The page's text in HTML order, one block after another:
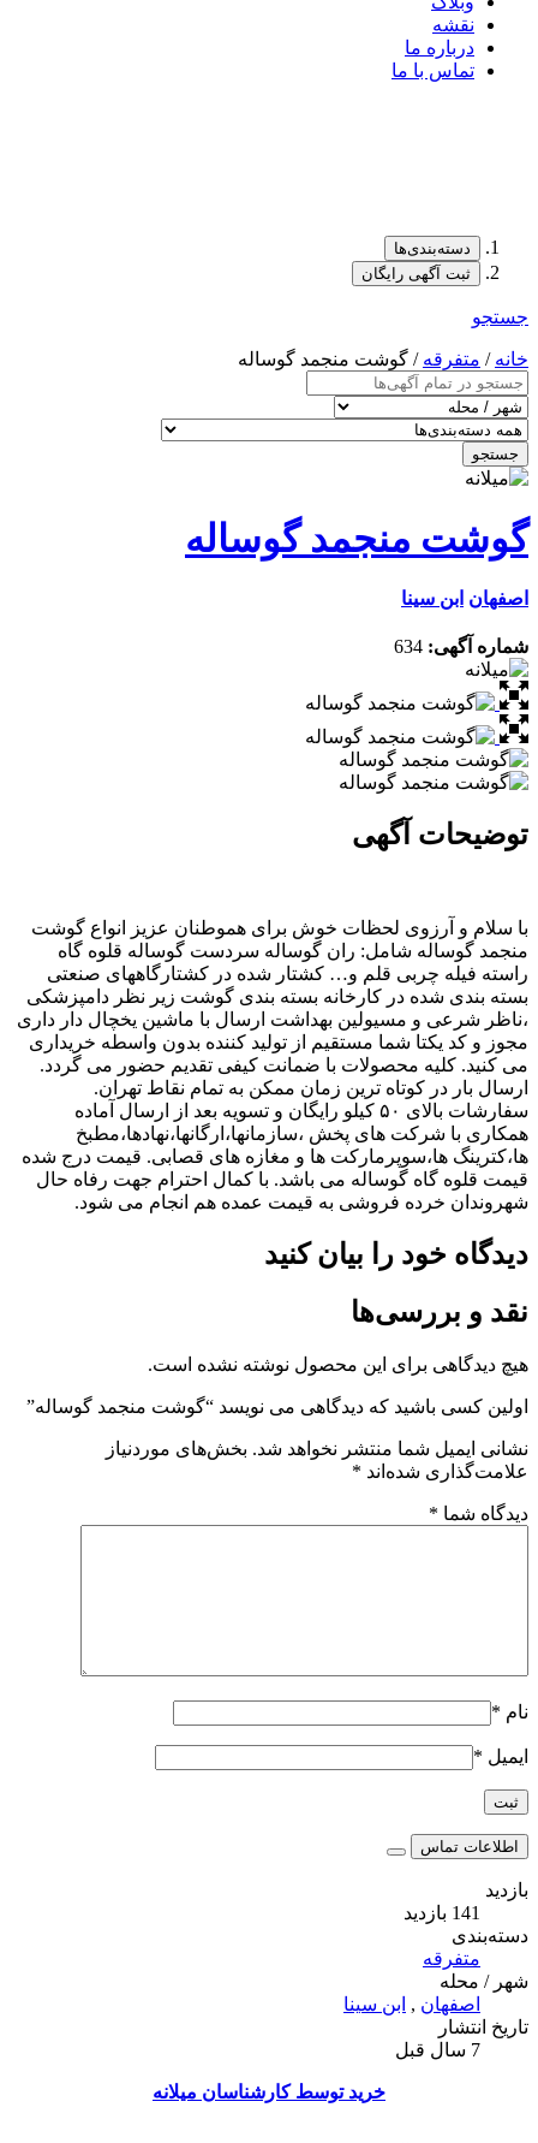
نقشه
درباره ما
تماس با ما
دسته‌بندی‌ها
ثبت آگهی رایگان
جستجو
خانه/ متفرقه/ گوشت منجمد گوساله
جستجو
گوشت منجمد گوساله
اصفهان ابن سینا
شماره آگهی: 634
توضیحات آگهی
با سلام و آرزوی لحظات خوش برای هموطنان عزیز انواع گوشت
منجمد گوساله شامل: ران گوساله سردست گوساله قلوه گاه
راسته فیله چربی قلم و… کشتار شده در کشتارگاههای صنعتی
بسته بندی شده در کارخانه بسته بندی گوشت زیر نظر دامپزشکی
،ناظر شرعی و مسیولین بهداشت ارسال با ماشین یخچال دار داری
مجوز و کد یکتا شما مستقیم از تولید کننده بدون واسطه خریداری
می کنید. کلیه محصولات با ضمانت کیفی تقدیم حضور می گردد.
ارسال بار در کوتاه ترین زمان ممکن به تمام نقاط تهران.
سفارشات بالای ۵۰ کیلو رایگان و تسویه بعد از ارسال آماده
همکاری با شرکت های پخش ،سازمانها،ارگانها،نهادها،مطبخ
ها،کترینگ ها،سوپرمارکت ها و مغازه های قصابی. قیمت درج شده
قیمت قلوه گاه گوساله می باشد. با کمال احترام جهت رفاه حال
شهروندان خرده فروشی به قیمت عمده هم انجام می شود‌.
دیدگاه خود را بیان کنید
نقد و بررسی‌ها
هیچ دیدگاهی برای این محصول نوشته نشده است.
اولین کسی باشید که دیدگاهی می نویسد “گوشت منجمد گوساله”
نشانی ایمیل شما منتشر نخواهد شد. بخش‌های موردنیاز
علامت‌گذاری شده‌اند *
دیدگاه شما *
نام *
ایمیل *
اطلاعات تماس
بازدید
141 بازدید
دسته‌بندی
متفرقه
شهر / محله
اصفهان, ابن سینا
تاریخ انتشار
7 سال قبل
خرید توسط کارشناسان میلانه